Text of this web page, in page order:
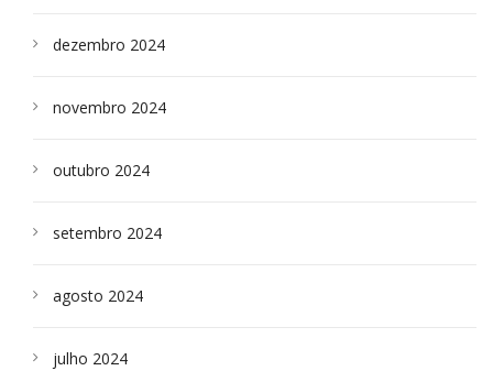
dezembro 2024
novembro 2024
outubro 2024
setembro 2024
agosto 2024
julho 2024